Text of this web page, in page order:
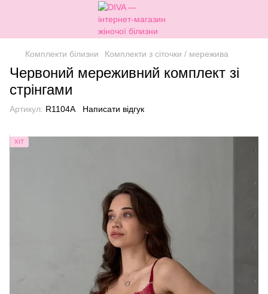
Комплекти білизни Комплекти з сіточки / мережива
Червоний мереживний комплект зі
стрінгами
Артикул: R1104A Написати відгук
ХІТ